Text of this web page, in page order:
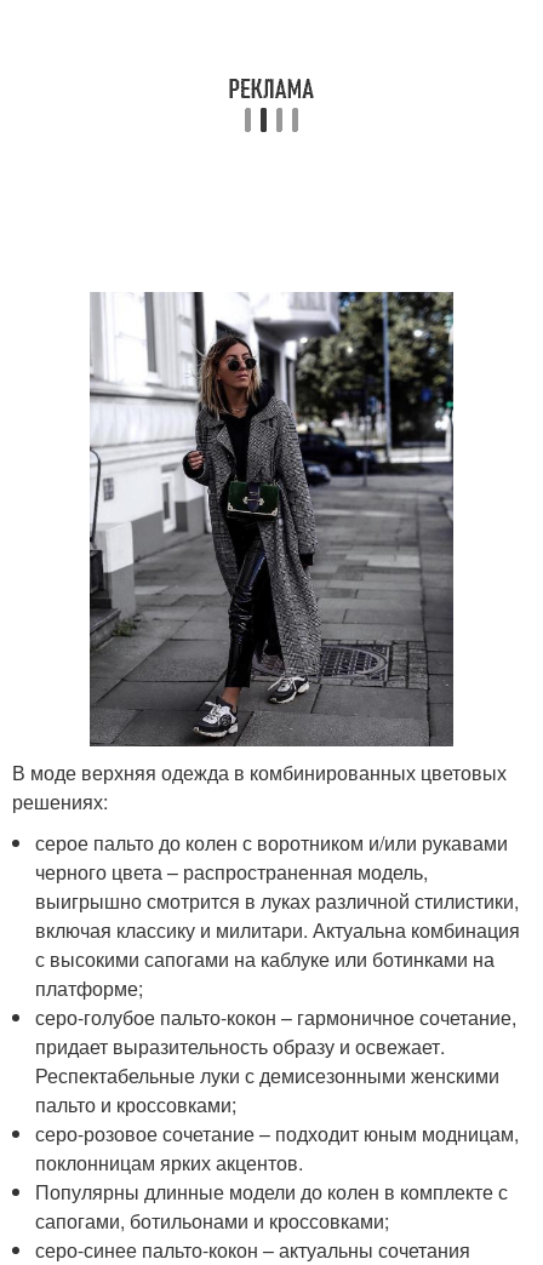
В моде верхняя одежда в комбинированных цветовых
решениях:
серое пальто до колен с воротником и/или рукавами
черного цвета – распространенная модель,
выигрышно смотрится в луках различной стилистики,
включая классику и милитари. Актуальна комбинация
с высокими сапогами на каблуке или ботинками на
платформе;
серо-голубое пальто-кокон – гармоничное сочетание,
придает выразительность образу и освежает.
Респектабельные луки с демисезонными женскими
пальто и кроссовками;
серо-розовое сочетание – подходит юным модницам,
поклонницам ярких акцентов.
Популярны длинные модели до колен в комплекте с
сапогами, ботильонами и кроссовками;
серо-синее пальто-кокон – актуальны сочетания